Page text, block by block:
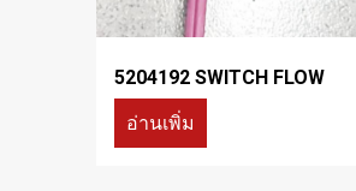
5204192 SWITCH FLOW
อ่านเพิ่ม